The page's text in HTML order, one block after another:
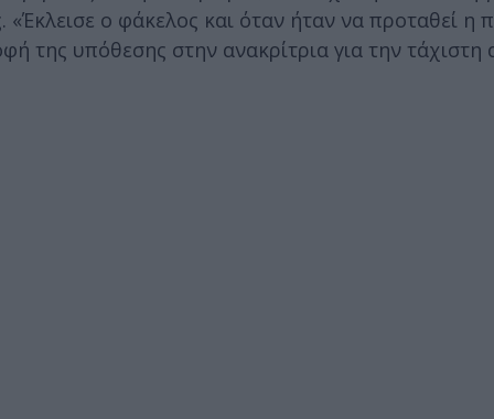
ο φάκελος και όταν ήταν να προταθεί η
της υπόθεσης στην ανακρίτρια για την τάχιστη